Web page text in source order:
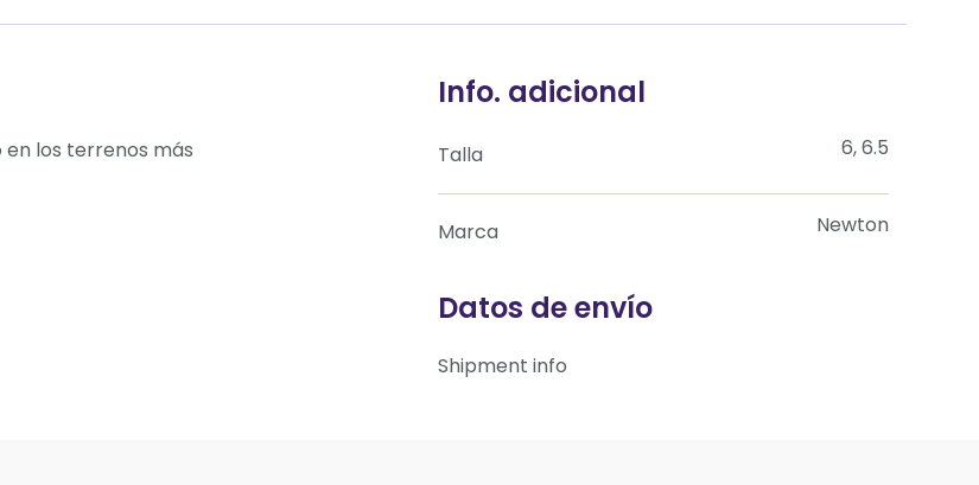
los terrenos más
Info. adicional
Talla 6, 6.5
Marca Newton
Datos de envío
Shipment info